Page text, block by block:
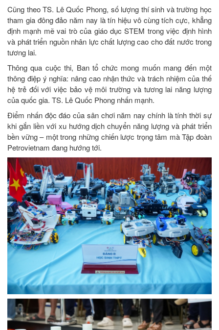
Cũng theo TS. Lê Quốc Phong, số lượng thí sinh và trường học
tham gia đông đảo năm nay là tín hiệu vô cùng tích cực, khẳng
định mạnh mẽ vai trò của giáo dục STEM trong việc định hình
và phát triển nguồn nhân lực chất lượng cao cho đất nước trong
tương lai.
Thông qua cuộc thi, Ban tổ chức mong muốn mang đến một
thông điệp ý nghĩa: nâng cao nhận thức và trách nhiệm của thế
hệ trẻ đối với việc bảo vệ môi trường và tương lai năng lượng
của quốc gia. TS. Lê Quốc Phong nhấn mạnh.
Điểm nhấn độc đáo của sân chơi năm nay chính là tính thời sự
khi gắn liền với xu hướng dịch chuyển năng lượng và phát triển
bền vững – một trong những chiến lược trọng tâm mà Tập đoàn
Petrovietnam đang hướng tới.